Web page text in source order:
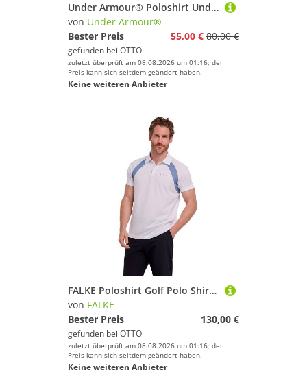
Under Armour® Poloshirt Under Armour Golf Polo Playoff Novelty Langarm Blau Herren
von Under Armour®
Bester Preis
55,00 € 80,00 €
gefunden bei OTTO
zuletzt überprüft am 08.08.2026 um 01:16; der
Preis kann sich seitdem geändert haben.
Keine weiteren Anbieter
FALKE Poloshirt Golf Polo Shirt (1-tlg., 1)
von FALKE
Bester Preis
130,00 €
gefunden bei OTTO
zuletzt überprüft am 08.08.2026 um 01:16; der
Preis kann sich seitdem geändert haben.
Keine weiteren Anbieter